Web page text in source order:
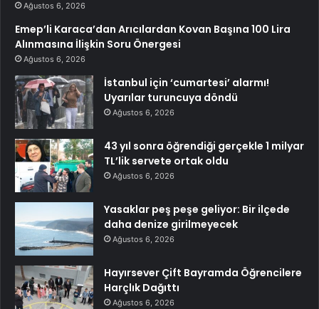
Ağustos 6, 2026
Emep’li Karaca’dan Arıcılardan Kovan Başına 100 Lira
Alınmasına İlişkin Soru Önergesi
Ağustos 6, 2026
İstanbul için ‘cumartesi’ alarmı!
Uyarılar turuncuya döndü
Ağustos 6, 2026
43 yıl sonra öğrendiği gerçekle 1 milyar
TL’lik servete ortak oldu
Ağustos 6, 2026
Yasaklar peş peşe geliyor: Bir ilçede
daha denize girilmeyecek
Ağustos 6, 2026
Hayırsever Çift Bayramda Öğrencilere
Harçlık Dağıttı
Ağustos 6, 2026